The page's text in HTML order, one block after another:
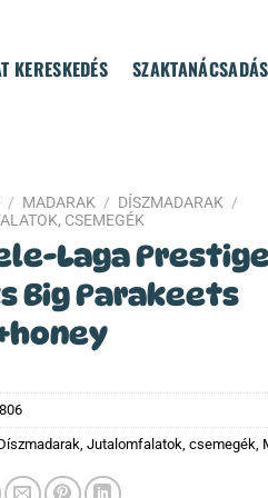
KERESKEDÉS SZAKTANÁCSADÁS
/ MADARAK / DÍSZMADARAK /
CSEMEGÉK
Laga
Big Parakeets
Jutalomfalatok, csemegék